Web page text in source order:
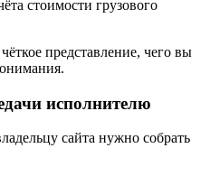
стоимости грузового
представление, чего вы
исполнителю
сайта нужно собрать